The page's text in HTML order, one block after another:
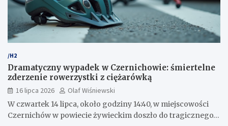
/H2
Dramatyczny wypadek w Czernichowie: śmiertelne
zderzenie rowerzystki z ciężarówką
16 lipca 2026
Olaf Wiśniewski
W czwartek 14 lipca, około godziny 14:40, w miejscowości
Czernichów w powiecie żywieckim doszło do tragicznego…